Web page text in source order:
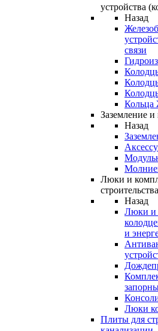
устройства
Назад
связи
Заземление
Назад
Люки и
Назад
Люки и
и
Люки
Плиты для